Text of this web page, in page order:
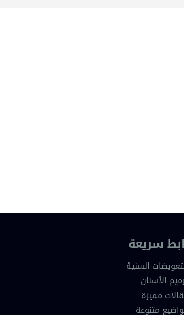
سريعة
السنية
الأسنان
مميزة
متنوعة